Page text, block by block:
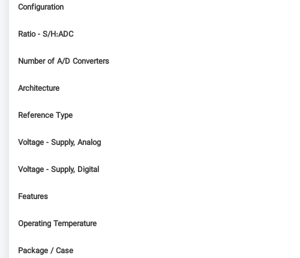
Configuration
Ratio - S/H:ADC
Number of A/D Converters
Architecture
Reference Type
Voltage - Supply, Analog
Voltage - Supply, Digital
Features
Operating Temperature
Package / Case